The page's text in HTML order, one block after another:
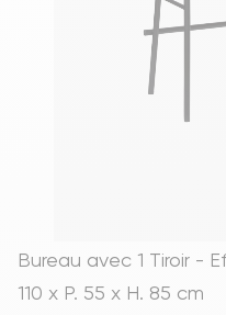
Bureau avec 1 Tiroir -
110 x P. 55 x H. 85 cm